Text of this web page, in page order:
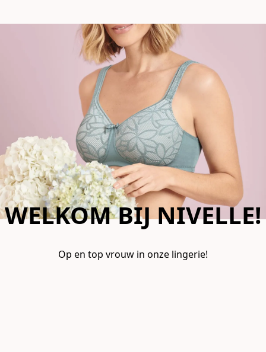
WELKOM BIJ NIVELLE!